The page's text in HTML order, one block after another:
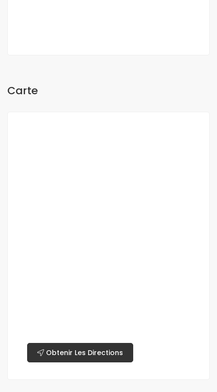
Carte
Obtenir Les Directions